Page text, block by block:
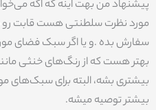
پیشنهاد من بهت اینه که اگه
مورد نظرت سلطنتی هست قابت رو
سفارش بده .و یا اگر سبک فضای
بهتر هست که از رنگ‌‌های خنثی
بیشتری بشه، البته برای سبک‌های
بیشتر توصیه میشه.